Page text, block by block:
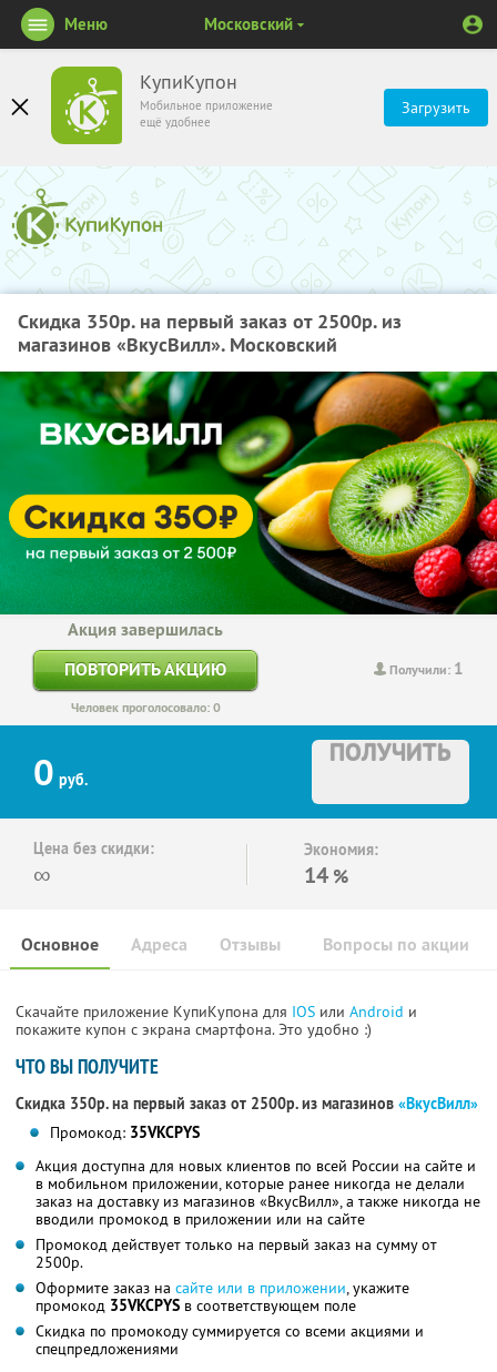
КупиКупон
Мобильное приложение
ещё удобнее
Загрузить
Меню Московский
Скидка 350р. на первый заказ от 2500р. из
магазинов «ВкусВилл». Московский
Получили: 1
Акция завершилась
ПОВТОРИТЬ АКЦИЮ
Человек проголосовало: 0
0 руб.
ПОЛУЧИТЬ
Цена без скидки:
∞
Экономия:
14 %
Основное Отзывы Вопросы по акции
Адреса
Скачайте приложение КупиКупона для IOS или Android и
покажите купон с экрана смартфона. Это удобно :)
ЧТО ВЫ ПОЛУЧИТЕ
Скидка 350р. на первый заказ от 2500р. из магазинов «ВкусВилл»
Промокод: 35VKCPYS
Акция доступна для новых клиентов по всей России на сайте и
в мобильном приложении, которые ранее никогда не делали
заказ на доставку из магазинов «ВкусВилл», а также никогда не
вводили промокод в приложении или на сайте
Промокод действует только на первый заказ на сумму от
2500р.
Оформите заказ на сайте или в приложении, укажите
промокод 35VKCPYS в соответствующем поле
Скидка по промокоду суммируется со всеми акциями и
спецпредложениями